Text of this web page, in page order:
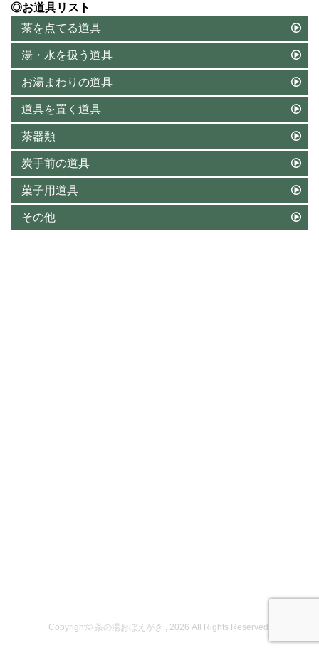
◎お道具リスト
茶を点てる道具
湯・水を扱う道具
お湯まわりの道具
道具を置く道具
茶器類
炭手前の道具
菓子用道具
その他
Copyright© 茶の湯おぼえがき , 2026 All Rights Reserved.